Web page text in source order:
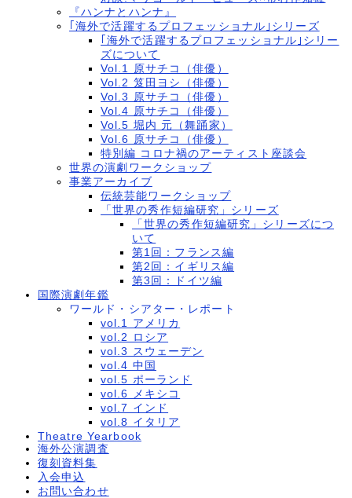
『ハンナとハンナ』
｢海外で活躍するプロフェッショナル｣シリーズ
｢海外で活躍するプロフェッショナル｣シリー
ズについて
Vol.1 原サチコ（俳優）
Vol.2 笈田ヨシ（俳優）
Vol.3 原サチコ（俳優）
Vol.4 原サチコ（俳優）
Vol.5 堀内 元（舞踊家）
Vol.6 原サチコ（俳優）
特別編 コロナ禍のアーティスト座談会
世界の演劇ワークショップ
事業アーカイブ
伝統芸能ワークショップ
「世界の秀作短編研究」シリーズ
「世界の秀作短編研究」シリーズにつ
いて
第1回：フランス編
第2回：イギリス編
第3回：ドイツ編
国際演劇年鑑
ワールド・シアター・レポート
vol.1 アメリカ
vol.2 ロシア
vol.3 スウェーデン
vol.4 中国
vol.5 ポーランド
vol.6 メキシコ
vol.7 インド
vol.8 イタリア
Theatre Yearbook
海外公演調査
復刻資料集
入会申込
お問い合わせ